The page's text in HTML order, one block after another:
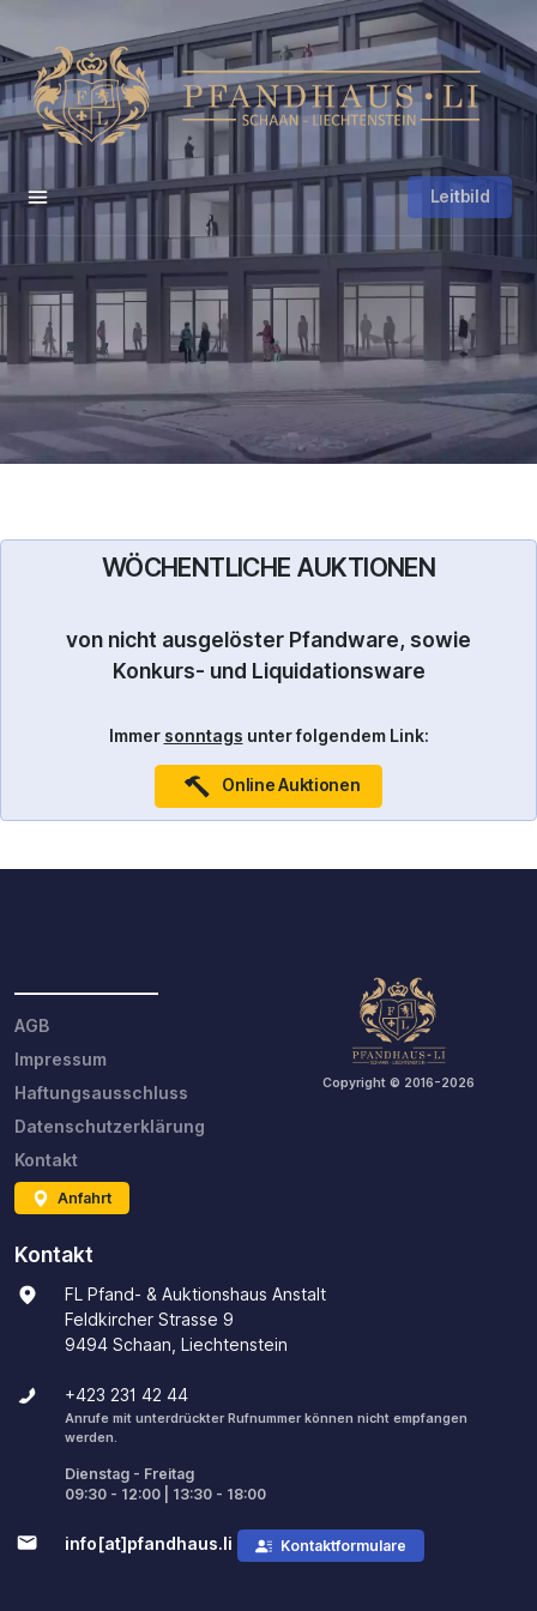
Leitbild
WÖCHENTLICHE AUKTIONEN
von nicht ausgelöster Pfandware, sowie
Konkurs- und Liquidationsware
Immer sonntags unter folgendem Link:
Online Auktionen
AGB
Impressum
Haftungsausschluss
Datenschutzerklärung
Kontakt
Anfahrt
Copyright © 2016-2026
Kontakt
FL Pfand- & Auktionshaus Anstalt
Feldkircher Strasse 9
9494 Schaan, Liechtenstein
+423 231 42 44
Anrufe mit unterdrückter Rufnummer können nicht empfangen
werden.
Dienstag - Freitag
09:30 - 12:00 | 13:30 - 18:00
info[at]pfandhaus.li Kontaktformulare